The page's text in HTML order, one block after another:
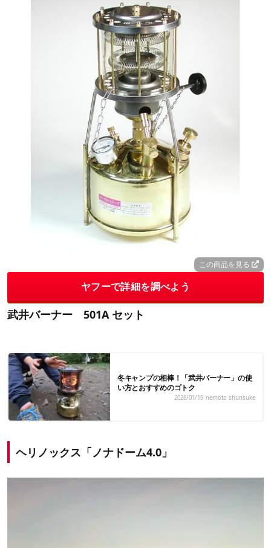
この商品を見る
ヤフーで詳細を調べよう
武井バーナー 501A セット
冬キャンプの相棒！「武井バーナー」の使
い方とおすすめのゴトク
2026/01/19 nemoto shunsuke
ヘリノックス「ノナドーム4.0」